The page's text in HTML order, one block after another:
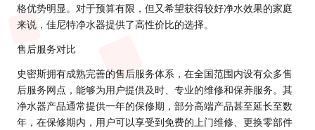
格优势明显。对于预算有限，但又希望获得较好净水效果的家庭
来说，佳尼特净水器提供了高性价比的选择。
售后服务对比
史密斯拥有成熟完善的售后服务体系，在全国范围内设有众多售
后服务网点，能够为用户提供及时、专业的维修和保养服务。其
净水器产品通常提供一年的保修期，部分高端产品甚至延长至数
年，在保修期内，用户可以享受到免费的上门维修、更换零部件